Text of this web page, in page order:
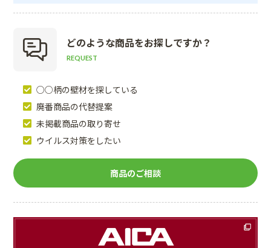
どのような商品をお探しですか？
REQUEST
○○柄の壁材を探している
廃番商品の代替提案
未掲載商品の取り寄せ
ウイルス対策をしたい
商品のご相談